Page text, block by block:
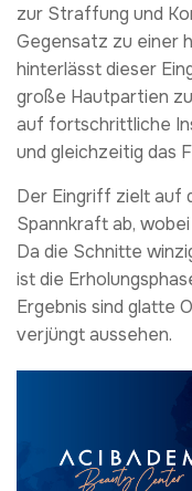
zur Straffung und
Gegensatz zu einer
hinterlässt dieser
große Hautpartien
auf fortschrittliche
und gleichzeitig das
Der Eingriff zielt auf
Spannkraft ab,
Da die Schnitte
ist die
Ergebnis sind glatte
verjüngt aussehen.